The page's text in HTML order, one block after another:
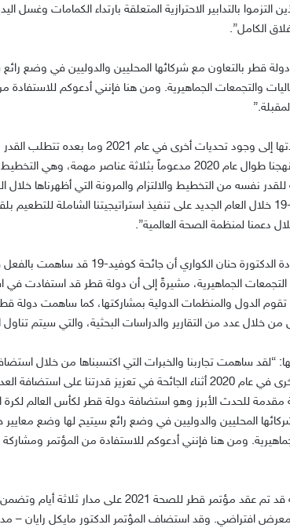
التزموا بالتدابير الاحترازية المتعلقة بارتداء الكمامات وغسل
الكامل”.
قطر بالتعاون مع شركائها المحليين والدوليين في وضع
والتجمعات الجماهيرية. ومن هنا فإنني أدعوكم
وأشارت سعادتها إلى وجود تحديات أخرى
نفسه من التخطيط والالتزام والمرونة التي أظهرناها
دعمنا لمنظمة الصحة العالمية”.
وأضافت سعادة الدكتورة حنان
تقوم الدول والمنظمات الدولية بمشاركتها، كما ساهمت دولة
خلال عدد من التقارير والدراسات البحثية، والتي سيتم تناول
“لقد ساهمت تجاربنا والخبرات التي اكتسبناها من خلال
المحليين والدوليين في وضع رائع سيتيح لها وضع معايير
ومن هنا فإنني أدعوكم للاستفادة من المؤتمر ومشاركة
جدير بالذكر أنه قد تم عقد مؤتمر قطر للصحة
معرض افتراضي. وقد استضاف المؤتمر الدكتور مايكل رايان –